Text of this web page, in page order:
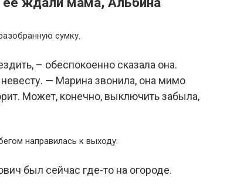
сумку.
– обеспокоенно сказала она.
— Марина звонила, она мимо
Может, конечно, выключить забыла,
направилась к выходу:
был сейчас где-то на огороде.